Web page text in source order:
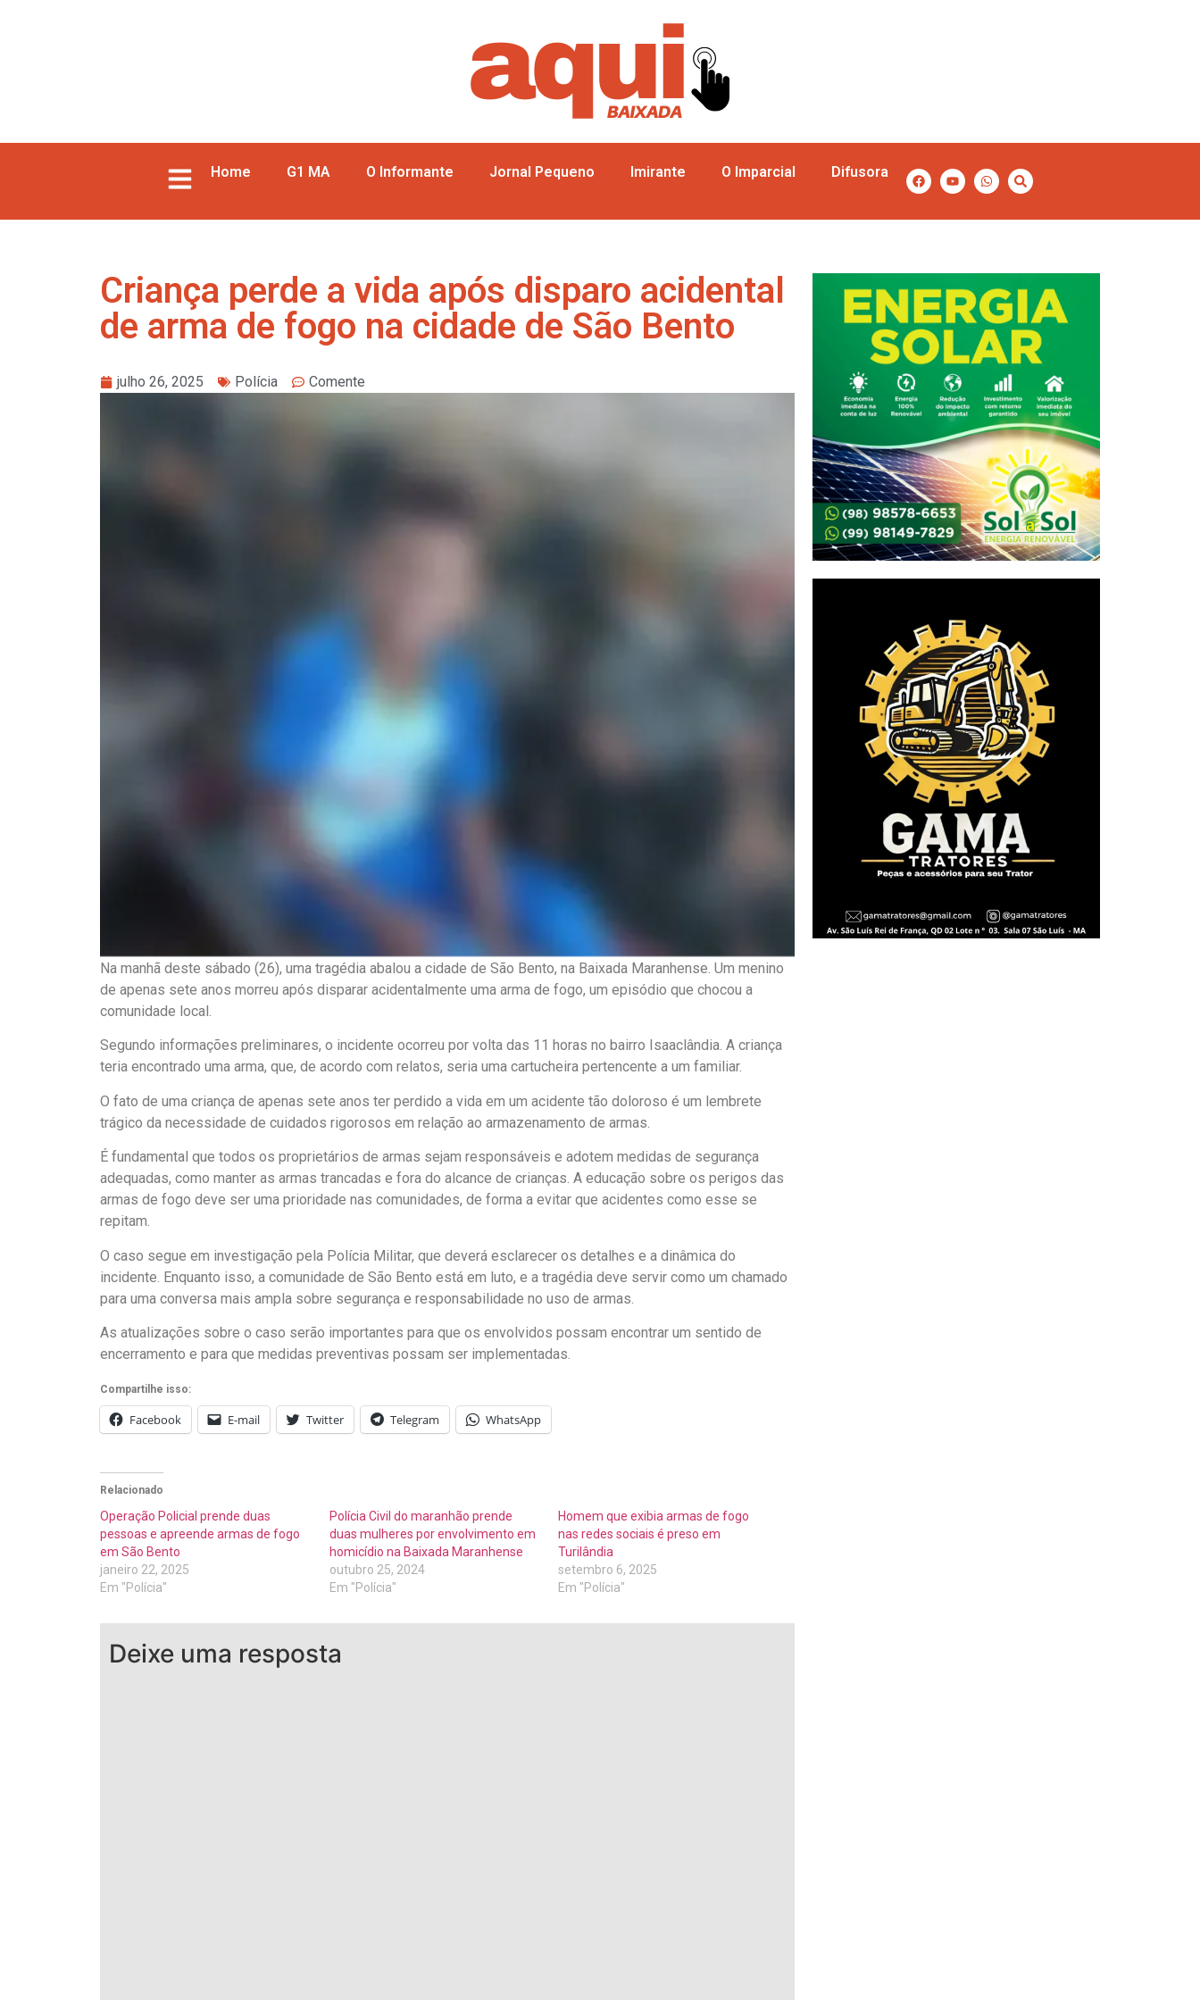
Home G1 MA O Informante Jornal Pequeno Imirante O Imparcial Difusora
Criança perde a vida após disparo acidental
de arma de fogo na cidade de São Bento
julho 26, 2025 Polícia Comente
Na manhã deste sábado (26), uma tragédia abalou a cidade de São Bento, na Baixada Maranhense. Um menino
de apenas sete anos morreu após disparar acidentalmente uma arma de fogo, um episódio que chocou a
comunidade local.
Segundo informações preliminares, o incidente ocorreu por volta das 11 horas no bairro Isaaclândia. A criança
teria encontrado uma arma, que, de acordo com relatos, seria uma cartucheira pertencente a um familiar.
O fato de uma criança de apenas sete anos ter perdido a vida em um acidente tão doloroso é um lembrete
trágico da necessidade de cuidados rigorosos em relação ao armazenamento de armas.
É fundamental que todos os proprietários de armas sejam responsáveis e adotem medidas de segurança
adequadas, como manter as armas trancadas e fora do alcance de crianças. A educação sobre os perigos das
armas de fogo deve ser uma prioridade nas comunidades, de forma a evitar que acidentes como esse se
repitam.
O caso segue em investigação pela Polícia Militar, que deverá esclarecer os detalhes e a dinâmica do
incidente. Enquanto isso, a comunidade de São Bento está em luto, e a tragédia deve servir como um chamado
para uma conversa mais ampla sobre segurança e responsabilidade no uso de armas.
As atualizações sobre o caso serão importantes para que os envolvidos possam encontrar um sentido de
encerramento e para que medidas preventivas possam ser implementadas.
Compartilhe isso:
Facebook E-mail Twitter Telegram WhatsApp
Relacionado
Operação Policial prende duas
pessoas e apreende armas de fogo
em São Bento
janeiro 22, 2025
Em "Polícia"
Polícia Civil do maranhão prende
duas mulheres por envolvimento em
homicídio na Baixada Maranhense
outubro 25, 2024
Em "Polícia"
Homem que exibia armas de fogo
nas redes sociais é preso em
Turilândia
setembro 6, 2025
Em "Polícia"
Deixe uma resposta